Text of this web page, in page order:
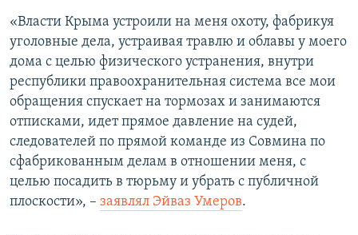
«Власти Крыма устроили на меня охоту, фабрикуя
уголовные дела, устраивая травлю и облавы у моего
дома с целью физического устранения, внутри
республики правоохранительная система все мои
обращения спускает на тормозах и занимаются
отписками, идет прямое давление на судей,
следователей по прямой команде из Совмина по
сфабрикованным делам в отношении меня, с
целью посадить в тюрьму и убрать с публичной
плоскости», – заявлял Эйваз Умеров.